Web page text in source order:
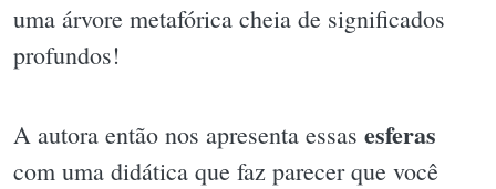
uma árvore metafórica cheia de significados
profundos!
A autora então nos apresenta essas esferas
com uma didática que faz parecer que você